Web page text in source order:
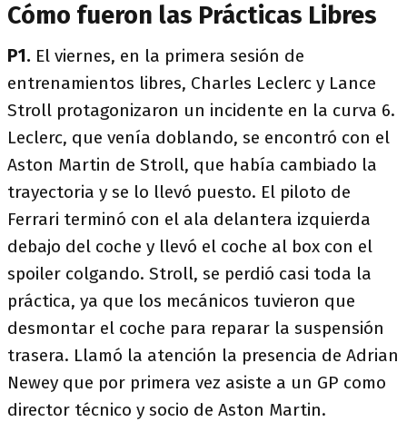
Cómo fueron las Prácticas Libres
P1. El viernes, en la primera sesión de
entrenamientos libres, Charles Leclerc y Lance
Stroll protagonizaron un incidente en la curva 6.
Leclerc, que venía doblando, se encontró con el
Aston Martin de Stroll, que había cambiado la
trayectoria y se lo llevó puesto. El piloto de
Ferrari terminó con el ala delantera izquierda
debajo del coche y llevó el coche al box con el
spoiler colgando. Stroll, se perdió casi toda la
práctica, ya que los mecánicos tuvieron que
desmontar el coche para reparar la suspensión
trasera. Llamó la atención la presencia de Adrian
Newey que por primera vez asiste a un GP como
director técnico y socio de Aston Martin.